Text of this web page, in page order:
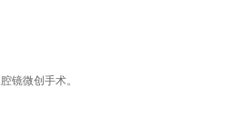
镜微创手术。